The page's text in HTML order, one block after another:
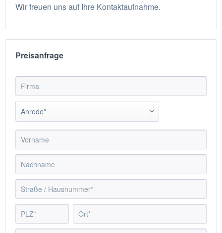
Wir freuen uns auf Ihre Kontaktaufnahme.
Preisanfrage